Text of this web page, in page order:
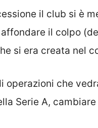
il club si è
il colpo
si era creata nel
operazioni che
Serie A,